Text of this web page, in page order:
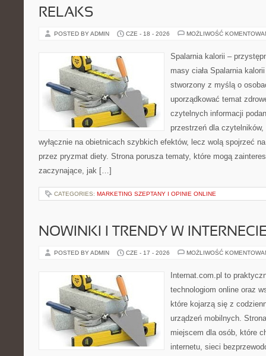
RELAKS
POSTED BY ADMIN CZE - 18 - 2026 MOŻLIWOŚĆ
Spalarnia kalorii –
masy ciała Spalarnia
stworzony z myślą o
uporządkować temat
czytelnych informacji
przestrzeń dla
wyłącznie na obietnicach szybkich efektów, lecz wolą spojrzeć
przez pryzmat diety. Strona porusza tematy, które mogą
zaczynające, jak […]
CATEGORIES: MARKETING SZEPTANY I OPINIE ONLINE
NOWINKI I TRENDY W
POSTED BY ADMIN CZE - 17 - 2026 MOŻLIWOŚĆ
Internat.com.pl to
technologiom online oraz
które kojarzą się z
urządzeń mobilnych.
miejscem dla osób, które
internetu, sieci